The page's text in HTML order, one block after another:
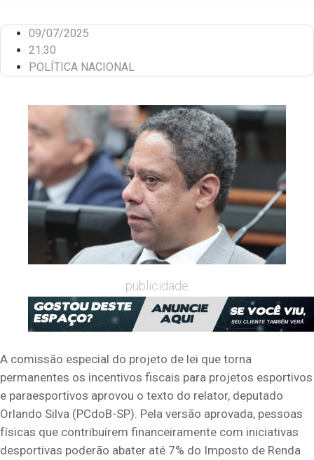
09/07/2025
21:30
POLÍTICA NACIONAL
publicidade
A comissão especial do projeto de lei que torna
permanentes os incentivos fiscais para projetos esportivos
e paraesportivos aprovou o texto do relator, deputado
Orlando Silva (PCdoB-SP). Pela versão aprovada, pessoas
físicas que contribuírem financeiramente com iniciativas
desportivas poderão abater até 7% do Imposto de Renda